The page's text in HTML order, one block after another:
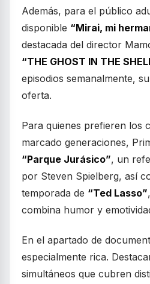
Además, para el público
disponible “Mirai, mi
destacada del director
“THE GHOST IN THE
episodios semanalmente,
oferta.
Para quienes prefieren los
marcado generaciones,
“Parque Jurásico”, un
por Steven Spielberg, así
temporada de “Ted Lasso”
combina humor y
En el apartado de
especialmente rica.
simultáneos que cubren